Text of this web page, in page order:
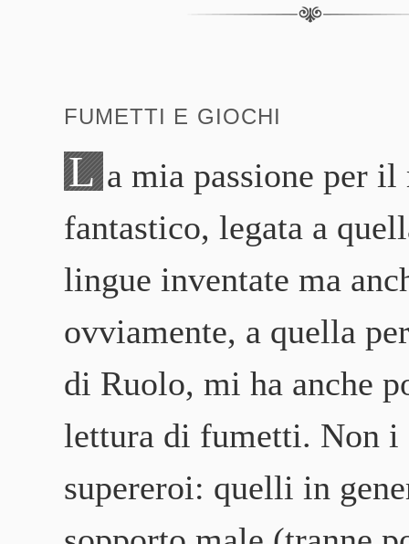
FUMETTI E GIOCHI
L a mia passione per il
fantastico, legata a
lingue inventate ma
ovviamente, a quella
di Ruolo, mi ha anche
lettura di fumetti. Non i
supereroi: quelli in